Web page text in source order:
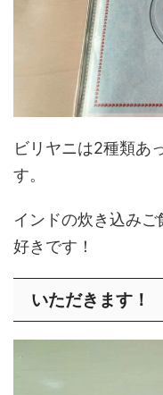
ビリヤニは2種類あ
す。
インドの炊き込み
好きです！
いただきます！